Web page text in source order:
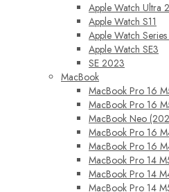
Apple Watch Ultra 2
Apple Watch S11
Apple Watch
Apple Watch SE3
SE 2023
MacBook
MacBook Pro 16
MacBook Pro 16
MacBook Neo
MacBook Pro 16
MacBook Pro 16
MacBook Pro 14
MacBook Pro 14
MacBook Pro 14